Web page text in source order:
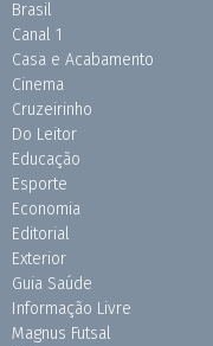
Brasil
Canal 1
Casa e Acabamento
Cinema
Cruzeirinho
Do Leitor
Educação
Esporte
Economia
Editorial
Exterior
Guia Saúde
Informação Livre
Magnus Futsal